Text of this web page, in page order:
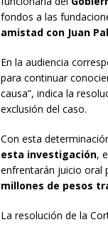
fondos a las
amistad con Juan
En la audiencia
para continuar
causa”, indica la
exclusión del caso.
Con esta
esta investigación,
enfrentarán juicio oral
millones de pesos
La resolución de la